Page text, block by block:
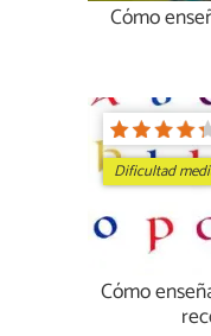
Cómo
Dificultad
Cómo